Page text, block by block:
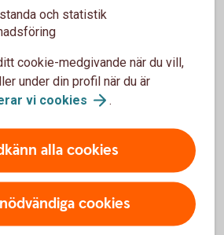
som är speciellt viktiga för dig.
som möter dina önskemål.
som undviker negativa
hållbara fonder
finns flera hållbarhetsmått så
och statistik
cookie-medgivande när du vill,
under din profil när du är
vi cookies .
alla cookies
cookies